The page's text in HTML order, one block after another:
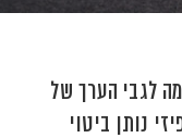
לגבי הערך של
שבהן התרגול הפיזי נותן ביטוי